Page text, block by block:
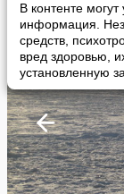
В контенте
информация.
средств,
вред здоровью,
установленную